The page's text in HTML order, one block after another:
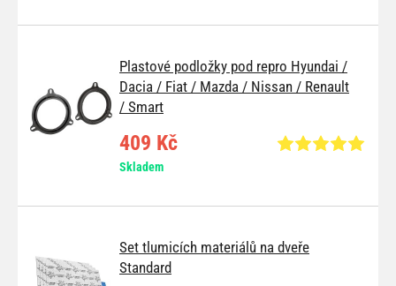
Plastové podložky pod repro Hyundai /
Dacia / Fiat / Mazda / Nissan / Renault
/ Smart
409 Kč
Skladem
Set tlumicích materiálů na dveře
Standard